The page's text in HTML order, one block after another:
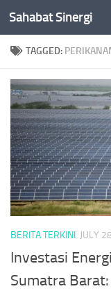
Skip to content
Sahabat Sinergi
TAGGED:
BERITA TERKINI JULY
Investasi
Sumatra